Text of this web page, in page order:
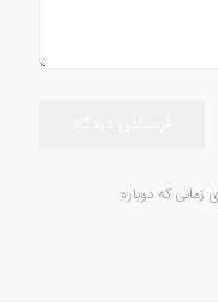
زمانی که دوباره